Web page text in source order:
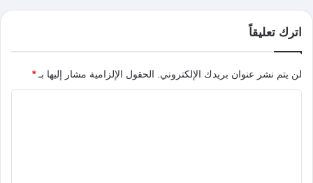
اترك تعليقاً
لن يتم نشر عنوان بريدك الإلكتروني. الحقول الإلزامية مشار إليها بـ*